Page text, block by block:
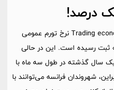
درصد!
بر اساس آخرین داده‌های Trading economics نرخ تورم عمومی
جولای 0.2 درصد به ثبت رسیده است. این در حالی
سال گذشته در طول سه ماه با
شهروندان فرانسه می‌توانند با